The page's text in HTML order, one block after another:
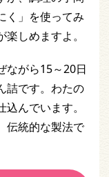
く」を使ってみ
しめますよ。
ながら15～20日
詰です。わたの
んでいます。
伝統的な製法で